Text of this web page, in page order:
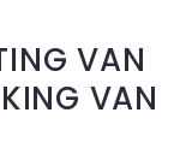
VAN
VAN